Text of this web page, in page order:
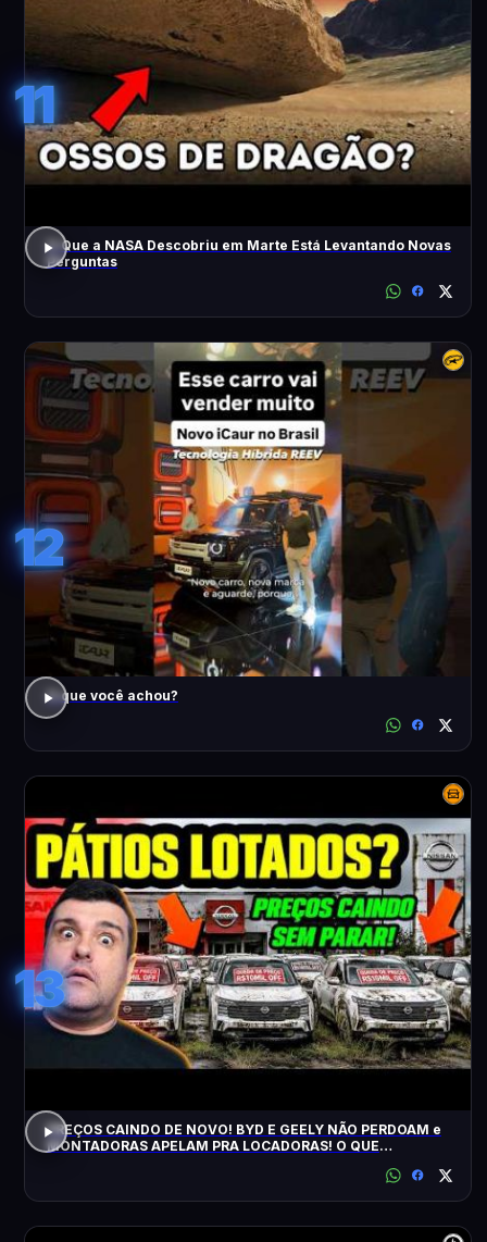
11
O Que a NASA Descobriu em Marte Está Levantando Novas
Perguntas
12
O que você achou?
13
PREÇOS CAINDO DE NOVO! BYD E GEELY NÃO PERDOAM e
MONTADORAS APELAM PRA LOCADORAS! O QUE